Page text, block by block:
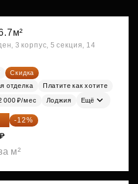
3 корпус, 5 секция, 14
Скидка
отделка
Платите как хотите
000 ₽/мес Лоджия Ещё
₽ -12%
м²